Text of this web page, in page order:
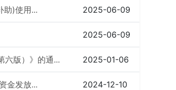
助)使用... 2025-06-09
2025-06-09
六版）》的通... 2025-01-06
金发放... 2024-12-10